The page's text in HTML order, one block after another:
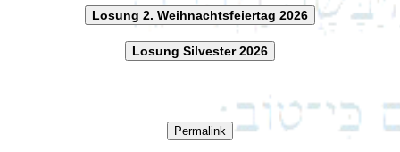
Losung 2. Weihnachtsfeiertag 2026
Losung Silvester 2026
Permalink